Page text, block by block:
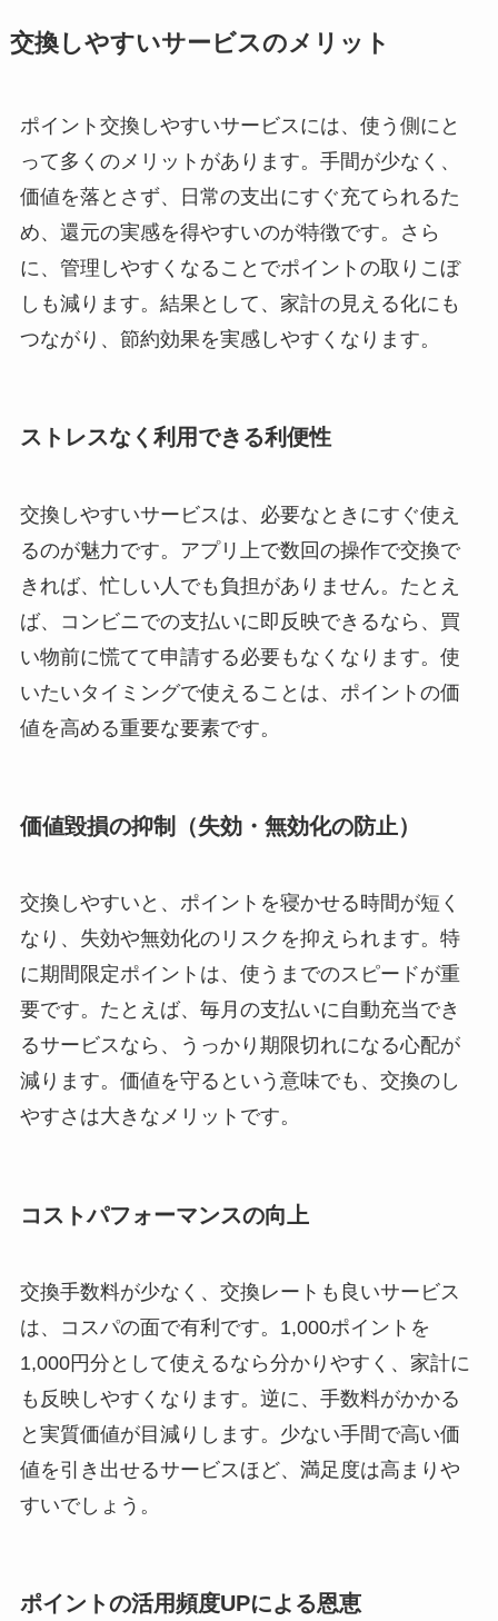
交換しやすいサービスのメリット
ポイント交換しやすいサービスには、使う側にと
って多くのメリットがあります。手間が少なく、
価値を落とさず、日常の支出にすぐ充てられるた
め、還元の実感を得やすいのが特徴です。さら
に、管理しやすくなることでポイントの取りこぼ
しも減ります。結果として、家計の見える化にも
つながり、節約効果を実感しやすくなります。
ストレスなく利用できる利便性
交換しやすいサービスは、必要なときにすぐ使え
るのが魅力です。アプリ上で数回の操作で交換で
きれば、忙しい人でも負担がありません。たとえ
ば、コンビニでの支払いに即反映できるなら、買
い物前に慌てて申請する必要もなくなります。使
いたいタイミングで使えることは、ポイントの価
値を高める重要な要素です。
価値毀損の抑制（失効・無効化の防止）
交換しやすいと、ポイントを寝かせる時間が短く
なり、失効や無効化のリスクを抑えられます。特
に期間限定ポイントは、使うまでのスピードが重
要です。たとえば、毎月の支払いに自動充当でき
るサービスなら、うっかり期限切れになる心配が
減ります。価値を守るという意味でも、交換のし
やすさは大きなメリットです。
コストパフォーマンスの向上
交換手数料が少なく、交換レートも良いサービス
は、コスパの面で有利です。1,000ポイントを
1,000円分として使えるなら分かりやすく、家計に
も反映しやすくなります。逆に、手数料がかかる
と実質価値が目減りします。少ない手間で高い価
値を引き出せるサービスほど、満足度は高まりや
すいでしょう。
ポイントの活用頻度UPによる恩恵